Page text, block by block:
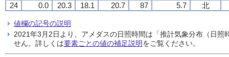
24
0.0 20.3 18.1 20.7 87 5.7 北
値欄の記号の説明
2021年3月2日より、アメダスの日照時間は「推計気象分布（日
せん。詳しくは要素ごとの値の補足説明をご覧ください。